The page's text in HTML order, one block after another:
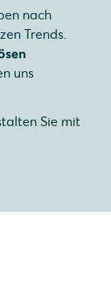
nach
Trends.
uns
Sie mit